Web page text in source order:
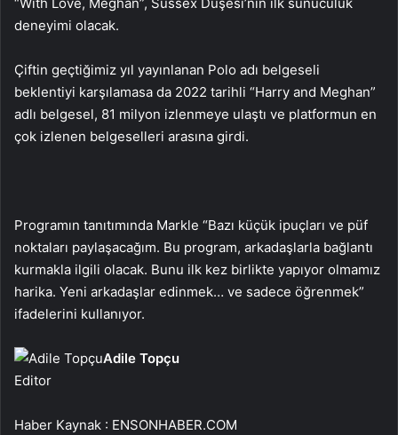
deneyimi olacak.
Çiftin geçtiğimiz yıl yayınlanan Polo adı belgeseli
beklentiyi karşılamasa da 2022 tarihli “Harry and Meghan”
adlı belgesel, 81 milyon izlenmeye ulaştı ve platformun en
çok izlenen belgeselleri arasına girdi.
Programın tanıtımında Markle “Bazı küçük ipuçları ve püf
noktaları paylaşacağım. Bu program, arkadaşlarla bağlantı
kurmakla ilgili olacak. Bunu ilk kez birlikte yapıyor olmamız
harika. Yeni arkadaşlar edinmek… ve sadece öğrenmek”
ifadelerini kullanıyor.
Adile Topçu
Editor
Haber Kaynak : ENSONHABER.COM